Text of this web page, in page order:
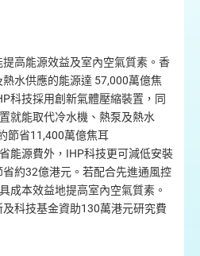
高能源效益及室內空氣質素。香
水供應的能源達 57,000萬億焦
科技採用創新氣體壓縮裝置，同
就能取代冷水機、熱泵及熱水
節省11,400萬億焦耳
能源費外，IHP科技更可減低安裝
約32億港元。若配合先進通風控
成本效益地提高室內空氣質素。
科技基金資助130萬港元研究費